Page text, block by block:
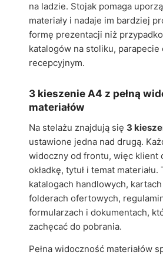
na ladzie. Stojak pomaga
materiały i nadaje im bardziej
formę prezentacji niż
katalogów na stoliku, parapecie
recepcyjnym.
3 kieszenie A4 z pełną
materiałów
Na stelażu znajdują się 3
ustawione jedna nad drugą.
widoczny od frontu, więc klient
okładkę, tytuł i temat
katalogach handlowych, kartach
folderach ofertowych,
formularzach i dokumentach,
zachęcać do pobrania.
Pełna widoczność materiałów